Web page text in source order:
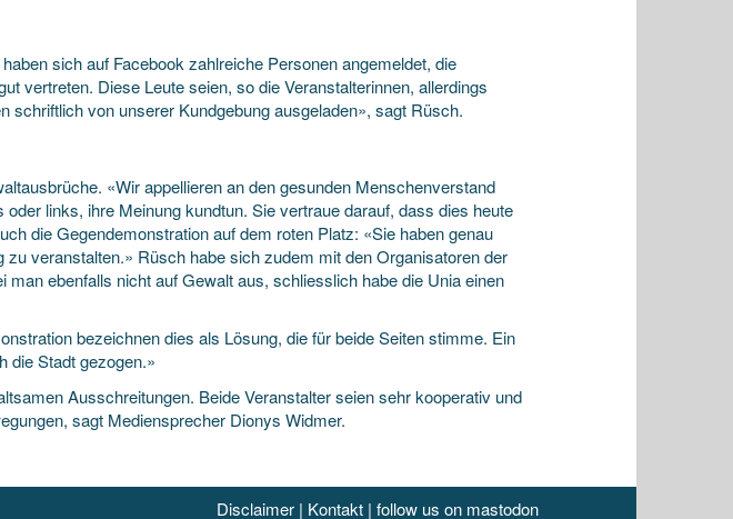
sich auf Facebook zahlreiche Personen angemeldet, die
vertreten. Diese Leute seien, so die Veranstalterinnen, allerdings
schriftlich von unserer Kundgebung ausgeladen», sagt Rüsch.
«Wir appellieren an den gesunden Menschenverstand
links, ihre Meinung kundtun. Sie vertraue darauf, dass dies heute
die Gegendemonstration auf dem roten Platz: «Sie haben genau
veranstalten.» Rüsch habe sich zudem mit den Organisatoren der
ebenfalls nicht auf Gewalt aus, schliesslich habe die Unia einen
bezeichnen dies als Lösung, die für beide Seiten stimme. Ein
die Stadt gezogen.»
Ausschreitungen. Beide Veranstalter seien sehr kooperativ und
sagt Mediensprecher Dionys Widmer.
Disclaimer| Kontakt| follow us on mastodon